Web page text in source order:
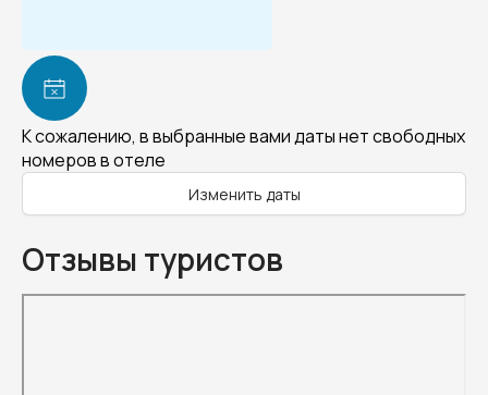
К сожалению, в выбранные вами даты нет свободных
номеров в отеле
Изменить даты
Отзывы туристов